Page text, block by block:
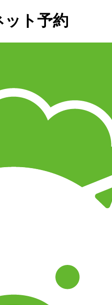
ト予約